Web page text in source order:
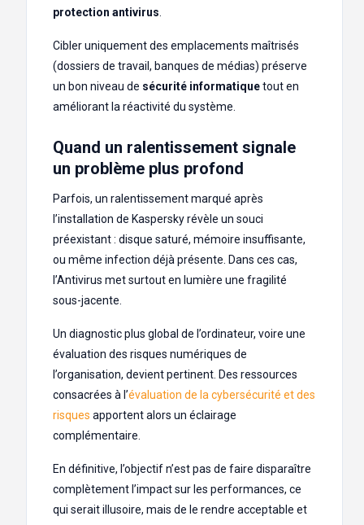
protection antivirus
Cibler uniquement des emplacements maîtrisés
(dossiers de travail, banques de médias) préserve
un bon niveau de sécurité informatiquetout en
améliorant la réactivité du système.
Quand un ralentissement signale
un problème plus profond
Parfois, un ralentissement marqué après
l’installation de Kaspersky révèle un souci
préexistant : disque saturé, mémoire insuffisante,
ou même infection déjà présente. Dans ces cas,
l’Antivirus met surtout en lumière une fragilité
sous-jacente.
Un diagnostic plus global de l’ordinateur, voire une
évaluation des risques numériques de
l’organisation, devient pertinent. Des ressources
consacrées à l’évaluation de la cybersécurité et des
risques apportent alors un éclairage
complémentaire.
En définitive, l’objectif n’est pas de faire disparaître
complètement l’impact sur les performances, ce
qui serait illusoire, mais de le rendre acceptable et